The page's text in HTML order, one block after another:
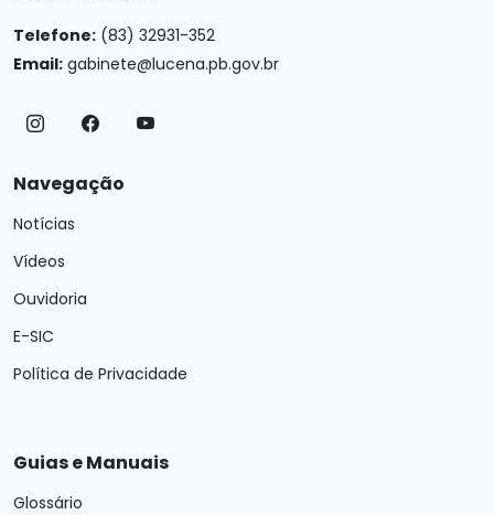
Telefone: (83) 32931-352
Email: gabinete@lucena.pb.gov.br
Navegação
Notícias
Vídeos
Ouvidoria
E-SIC
Política de Privacidade
Guias e Manuais
Glossário